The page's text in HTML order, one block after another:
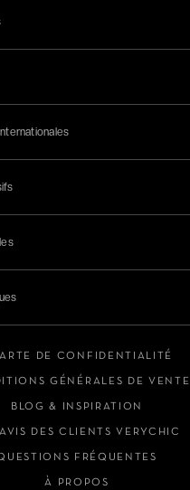
DE CONFIDENTIALITÉ
GÉNÉRALES DE VENTE
BLOG & INSPIRATION
DES CLIENTS VERYCHIC
FRÉQUENTES
À PROPOS